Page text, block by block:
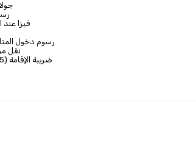
فيزا
رسوم دخول
نقل
ضريبة الإقامة (5 يورو لكل ليلة غرفة)